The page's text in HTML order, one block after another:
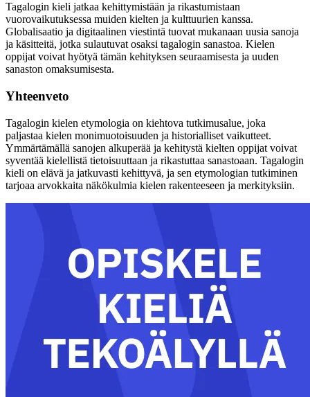
Tagalogin kieli jatkaa kehittymistään ja rikastumistaan
vuorovaikutuksessa muiden kielten ja kulttuurien kanssa.
Globalisaatio ja digitaalinen viestintä tuovat mukanaan uusia sanoja
ja käsitteitä, jotka sulautuvat osaksi tagalogin sanastoa. Kielen
oppijat voivat hyötyä tämän kehityksen seuraamisesta ja uuden
sanaston omaksumisesta.
Yhteenveto
Tagalogin kielen etymologia on kiehtova tutkimusalue, joka
paljastaa kielen monimuotoisuuden ja historialliset vaikutteet.
Ymmärtämällä sanojen alkuperää ja kehitystä kielten oppijat voivat
syventää kielellistä tietoisuuttaan ja rikastuttaa sanastoaan. Tagalogin
kieli on elävä ja jatkuvasti kehittyvä, ja sen etymologian tutkiminen
tarjoaa arvokkaita näkökulmia kielen rakenteeseen ja merkityksiin.